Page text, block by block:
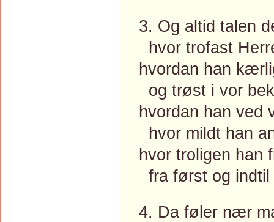
3. Og altid talen
hvor trofast
hvordan han
og trøst i vor
hvordan han ved
hvor mildt han
hvor troligen han
fra først og indtil
4. Da føler nær